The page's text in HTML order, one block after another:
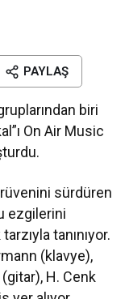
PAYLAŞ
biri
On Air Music
sürdüren
ezgilerini
tanınıyor.
(klavye),
H. Cenk